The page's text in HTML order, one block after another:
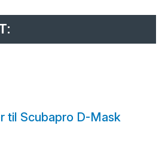
til Scubapro D-Mask